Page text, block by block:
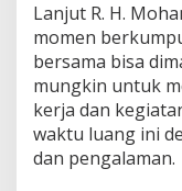
Lanjut R. H.
momen
bersama bisa
mungkin untuk
kerja dan
waktu luang ini
dan pengalaman.